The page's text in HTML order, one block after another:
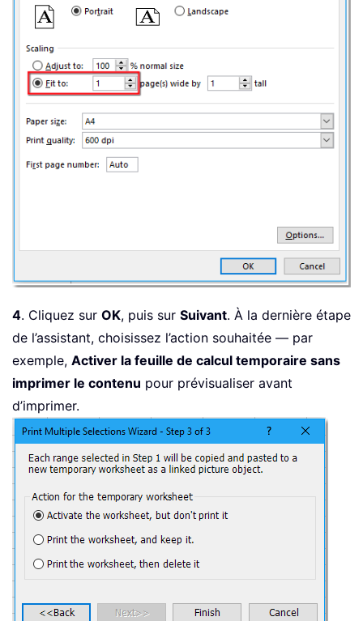
4. Cliquez sur OK, puis sur Suivant. À la dernière étape
de l’assistant, choisissez l’action souhaitée — par
exemple, Activer la feuille de calcul temporaire sans
imprimer le contenu pour prévisualiser avant
d’imprimer.